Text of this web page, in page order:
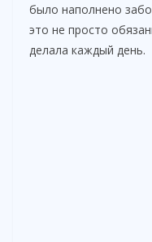
было наполнено
это не просто
делала каждый день.